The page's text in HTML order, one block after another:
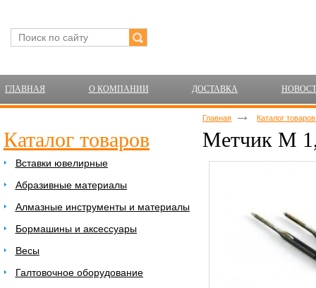
ГЛАВНАЯ О КОМПАНИИ ДОСТАВКА
Каталог товаров
Вставки ювелирные
Абразивные материалы
Алмазные инструменты и материалы
Бормашины и аксессуары
Весы
Галтовочное оборудование
Главная Каталог
Метчик М